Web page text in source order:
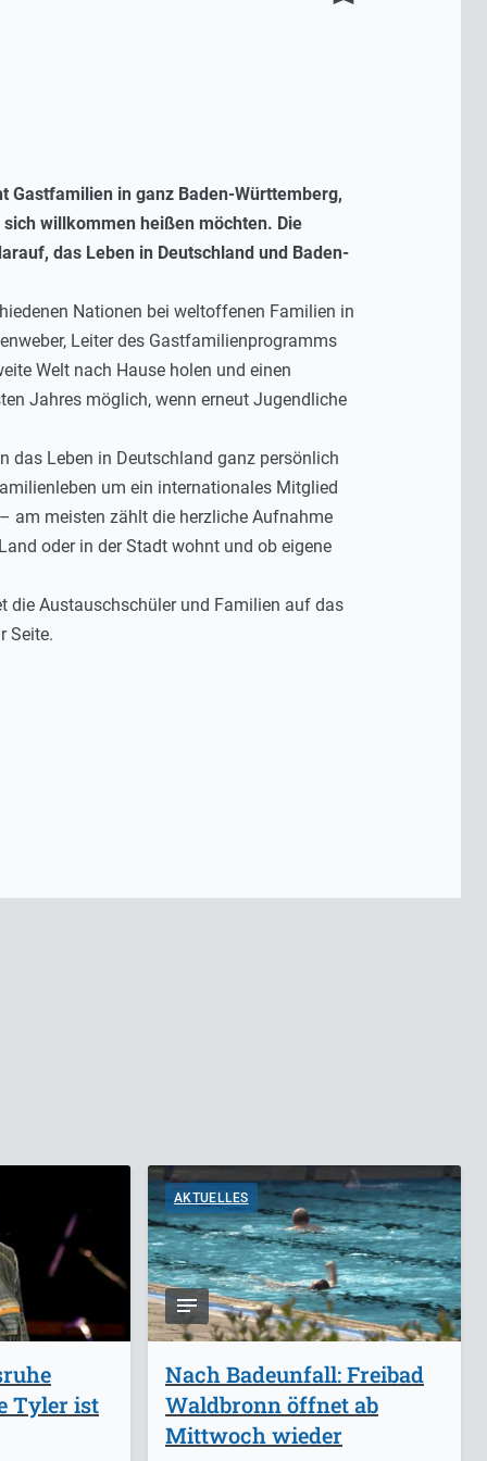
Gastfamilien in ganz Baden-Württemberg,
willkommen heißen möchten. Die
das Leben in Deutschland und Baden-
Nationen bei weltoffenen Familien in
Leiter des Gastfamilienprogramms
Welt nach Hause holen und einen
Jahres möglich, wenn erneut Jugendliche
das Leben in Deutschland ganz persönlich
um ein internationales Mitglied
am meisten zählt die herzliche Aufnahme
oder in der Stadt wohnt und ob eigene
die Austauschschüler und Familien auf das
Seite.
Tyler ist
AKTUELLES
Nach Badeunfall: Freibad
Waldbronn öffnet ab
Mittwoch wieder